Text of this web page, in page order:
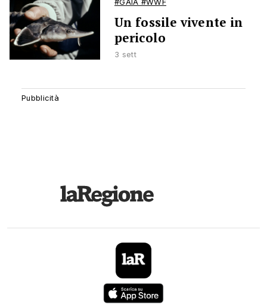
#GAIA #WWF
Un fossile vivente in
pericolo
3 sett